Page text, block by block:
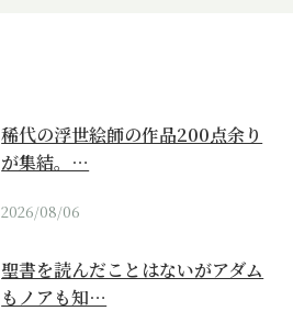
稀代の浮世絵師の作品200点余り
が集結。…
2026/08/06
聖書を読んだことはないがアダム
もノアも知…